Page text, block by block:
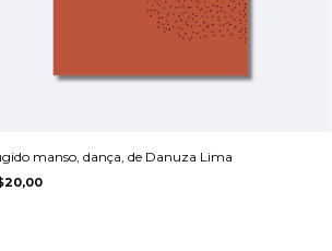
manso, dança, de Danuza Lima